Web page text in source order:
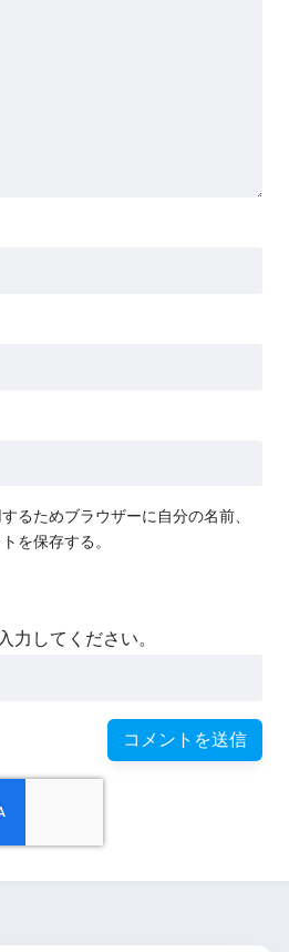
るためブラウザーに自分の名前、
を保存する。
力してください。